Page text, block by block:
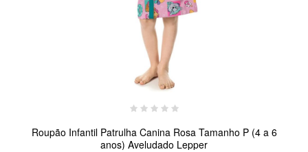
Roupão Infantil Patrulha Canina Rosa Tamanho P (4 a 6
anos) Aveludado Lepper